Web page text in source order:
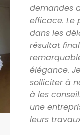
demandes
efficace. Le
dans les
résultat
élégance.
solliciter à
à les
une
leurs